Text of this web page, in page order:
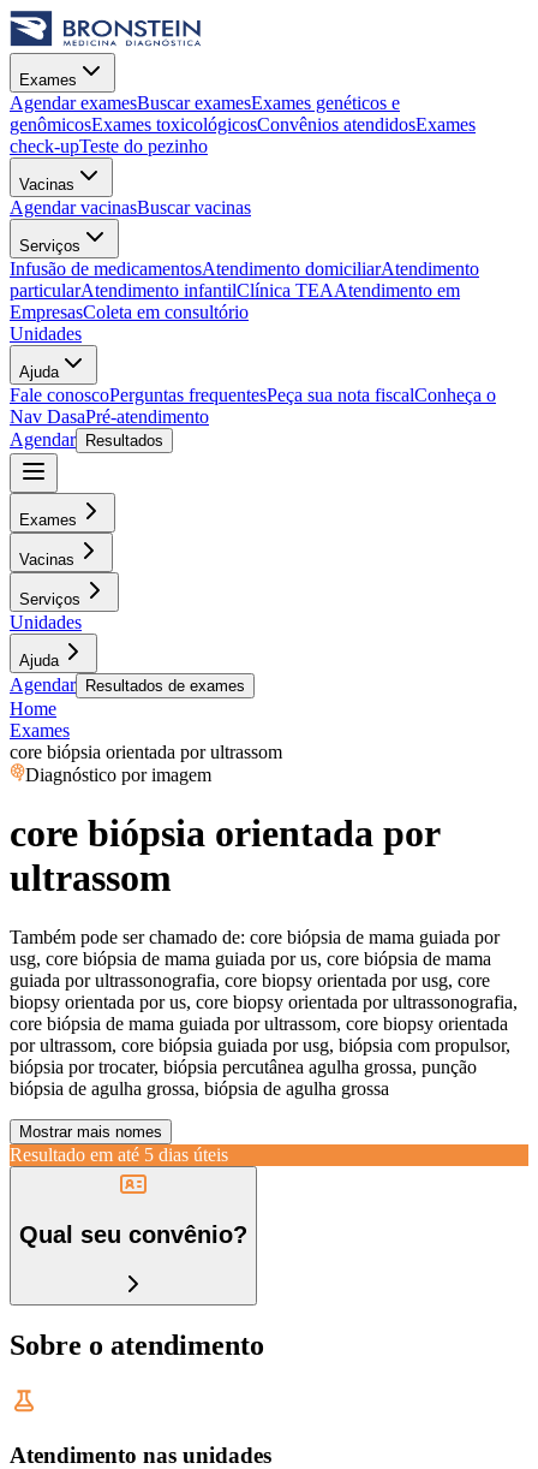
Exames
Agendar examesBuscar examesExames genéticos e
genômicosExames toxicológicosConvênios atendidosExames
check-upTeste do pezinho
Vacinas
Agendar vacinasBuscar vacinas
Serviços
Infusão de medicamentosAtendimento domiciliarAtendimento
particularAtendimento infantilClínica TEAAtendimento em
EmpresasColeta em consultório
Unidades
Ajuda
Fale conoscoPerguntas frequentesPeça sua nota fiscalConheça o
Nav DasaPré-atendimento
Agendar
Resultados
Exames
Vacinas
Serviços
Unidades
Ajuda
Agendar Resultados de exames
Home
Exames
core biópsia orientada por ultrassom
Diagnóstico por imagem
core biópsia orientada por
ultrassom
Também pode ser chamado de: core biópsia de mama guiada por
usg, core biópsia de mama guiada por us, core biópsia de mama
guiada por ultrassonografia, core biopsy orientada por usg, core
biopsy orientada por us, core biopsy orientada por ultrassonografia,
core biópsia de mama guiada por ultrassom, core biopsy orientada
por ultrassom, core biópsia guiada por usg, biópsia com propulsor,
biópsia por trocater, biópsia percutânea agulha grossa, punção
biópsia de agulha grossa, biópsia de agulha grossa
Mostrar mais nomes
Resultado em até 5 dias úteis
Qual seu convênio?
Sobre o atendimento
Atendimento nas unidades